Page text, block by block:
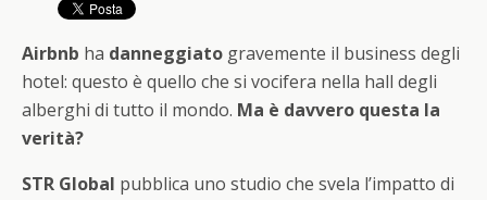
Airbnb ha danneggiato gravemente il business degli
hotel: questo è quello che si vocifera nella hall degli
alberghi di tutto il mondo. Ma è davvero questa la
verità?
STR Global pubblica uno studio che svela l’impatto di